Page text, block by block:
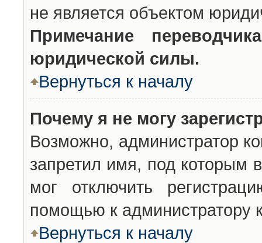
не является объектом
Примечание
юридической силы.
Вернуться к началу
Почему я не могу
Возможно, администратор
запретил имя, под которым
мог отключить
помощью к администратору
Вернуться к началу